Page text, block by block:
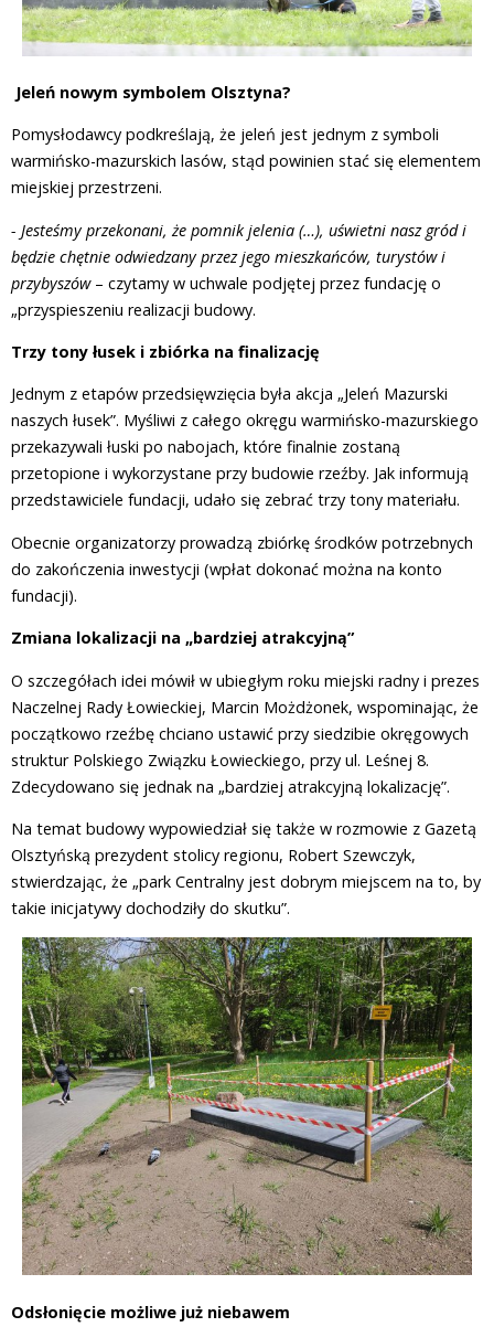
Jeleń nowym symbolem Olsztyna?
Pomysłodawcy podkreślają, że jeleń jest jednym z symboli
warmińsko-mazurskich lasów, stąd powinien stać się elementem
miejskiej przestrzeni.
- Jesteśmy przekonani, że pomnik jelenia (…), uświetni nasz gród i
będzie chętnie odwiedzany przez jego mieszkańców, turystów i
przybyszów – czytamy w uchwale podjętej przez fundację o
„przyspieszeniu realizacji budowy.
Trzy tony łusek i zbiórka na finalizację
Jednym z etapów przedsięwzięcia była akcja „Jeleń Mazurski
naszych łusek”. Myśliwi z całego okręgu warmińsko-mazurskiego
przekazywali łuski po nabojach, które finalnie zostaną
przetopione i wykorzystane przy budowie rzeźby. Jak informują
przedstawiciele fundacji, udało się zebrać trzy tony materiału.
Obecnie organizatorzy prowadzą zbiórkę środków potrzebnych
do zakończenia inwestycji (wpłat dokonać można na konto
fundacji).
Zmiana lokalizacji na „bardziej atrakcyjną”
O szczegółach idei mówił w ubiegłym roku miejski radny i prezes
Naczelnej Rady Łowieckiej, Marcin Możdżonek, wspominając, że
początkowo rzeźbę chciano ustawić przy siedzibie okręgowych
struktur Polskiego Związku Łowieckiego, przy ul. Leśnej 8.
Zdecydowano się jednak na „bardziej atrakcyjną lokalizację”.
Na temat budowy wypowiedział się także w rozmowie z Gazetą
Olsztyńską prezydent stolicy regionu, Robert Szewczyk,
stwierdzając, że „park Centralny jest dobrym miejscem na to, by
takie inicjatywy dochodziły do skutku”.
Odsłonięcie możliwe już niebawem